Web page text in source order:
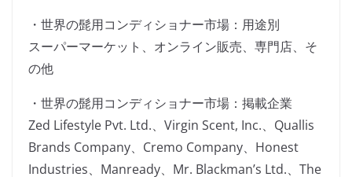
・世界の髭用コンディショナー市場：用途別
スーパーマーケット、オンライン販売、専門店、そ
の他
・世界の髭用コンディショナー市場：掲載企業
Zed Lifestyle Pvt. Ltd.、Virgin Scent, Inc.、Quallis
Brands Company、Cremo Company、Honest
Industries、Manready、Mr. Blackman’s Ltd.、The